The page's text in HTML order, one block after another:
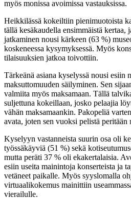
myös monissa avoimissa vastauksissa.
Heikkilässä kokeiltiin pienimuotoista
tällä kesäkaudella ensimmäistä kertaa,
jatkaminen nousi kärkeen (63 %)
koskeneessa kysymyksessä. Myös
tilaisuuksien jatkoa toivottiin.
Tärkeänä asiana kyselyssä nousi esiin
maksuttomuuden säilyminen. Sen
valmiita myös maksamaan. Tällä
suljettuna kokeillaan, josko pelaajia
vähän maksamaankin. Pakopeliä
avata, joten sen vuoksi pelistä peritään
Kyselyyn vastanneista suurin osa oli
työssäkäyviä (51 %) sekä
mutta peräti 37 % oli ekakertalaisia.
esiin useita mainintoja konserteista ja
vetäneet paikalle. Myös syyslomalla
virtuaalikokemus mainittiin
vierailulle.